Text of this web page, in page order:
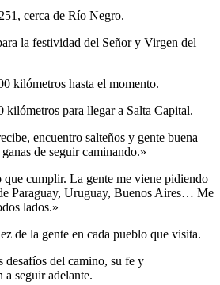
cerca de Río Negro.
la festividad del Señor y Virgen del
kilómetros hasta el momento.
kilómetros para llegar a Salta Capital.
encuentro salteños y gente buena
de seguir caminando.»
que cumplir. La gente me viene pidiendo
Paraguay, Uruguay, Buenos Aires… Me
lados.»
de la gente en cada pueblo que visita.
desafíos del camino, su fe y
seguir adelante.